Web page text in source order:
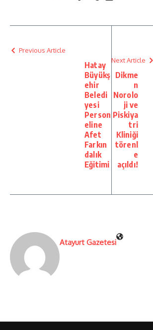
Previous Article
Hatay
Büyükş
ehir
Beledi
yesi
Person
eline
Afet
Farkın
dalık
Eğitimi
Next Article
Dikme
n
Norolo
ji ve
Piskiya
tri
Kliniği
törenl
e
açıldı!
Atayurt Gazetesi